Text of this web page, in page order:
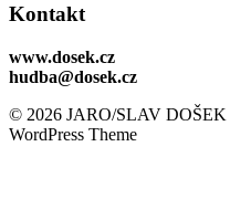
Kontakt
www.dosek.cz
hudba@dosek.cz
© 2026 JARO/SLAV DOŠEK
WordPress Theme